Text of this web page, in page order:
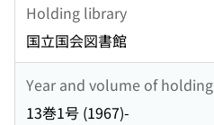
Holding library
国立国会図書館
Year and volume of holding
13巻1号 (1967)-